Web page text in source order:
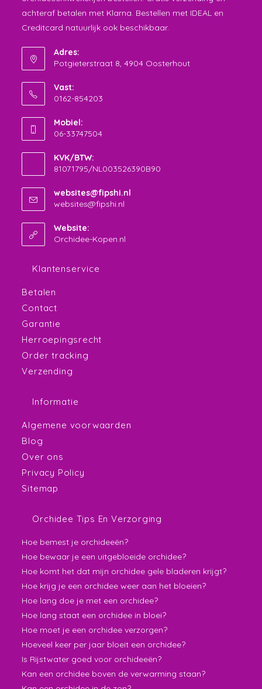
achteraf betalen met Klarna. Bestellen met IDEAL en
Creditcard natuurlijk ook beschikbaar.
Adres:
Potgieterstraat 8, 4904 Oosterhout
Vast:
0162-854203
in
je
toepassing
Mobiel:
06-33747504
in
je
toepassing
KVK/BTW:
81071795/NL003526390B90
websites@fipshi.nl
websites@fipshi.nl
toepassing
Website:
Orchidee-Kopen.nl
Klantenservice
Betalen
Contact
Garantie
Herroepingsrecht
Order tracking
Verzending
Informatie
Algemene voorwaarden
Blog
Over ons
Privacy Policy
Sitemap
Orchidee Tips En Verzorging
Hoe bemest je orchideeën?
Hoe bewaar je een uitgebloeide orchidee?
Hoe komt het dat mijn orchidee gele bladeren krijgt?
Hoe krijg je een orchidee weer aan het bloeien?
Hoe lang doe je met een orchidee?
Hoe lang staat een orchidee in bloei?
Hoe moet je een orchidee verzorgen?
Hoeveel keer per jaar bloeit een orchidee?
Is Rijstwater goed voor orchideeën?
Kan een orchidee boven de verwarming staan?